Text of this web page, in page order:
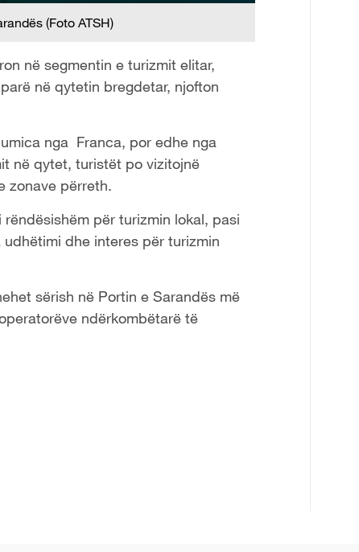
(Foto ATSH)
në segmentin e turizmit elitar,
në qytetin bregdetar, njofton
nga Franca, por edhe nga
në qytet, turistët po vizitojnë
zonave përreth.
për turizmin lokal, pasi
dhe interes për turizmin
sërish në Portin e Sarandës më
ndërkombëtarë të